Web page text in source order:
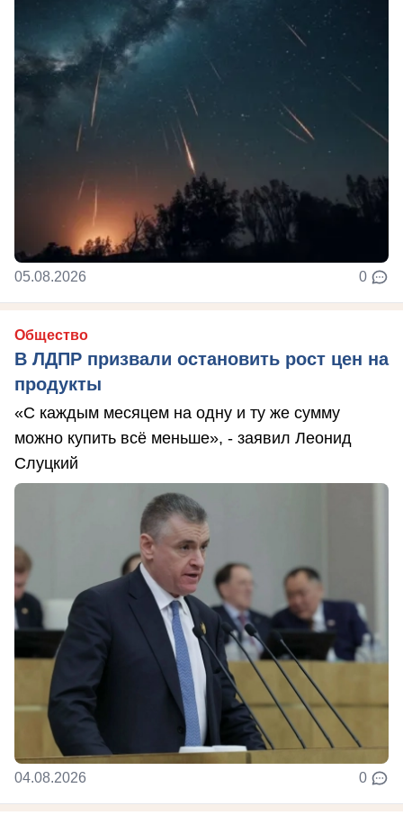
05.08.2026 0
Общество
В ЛДПР призвали остановить рост цен на
продукты
«С каждым месяцем на одну и ту же сумму
можно купить всё меньше», - заявил Леонид
Слуцкий
04.08.2026 0